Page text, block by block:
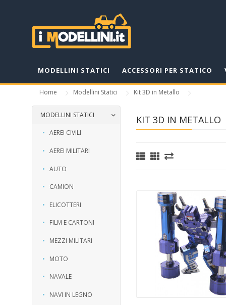
MODELLINI STATICI ACCESSORI PER STATICO
Home Modellini Statici Kit 3D in Metallo
MODELLINI STATICI
AEREI CIVILI
AEREI MILITARI
AUTO
CAMION
ELICOTTERI
FILM E CARTONI
MEZZI MILITARI
MOTO
NAVALE
NAVI IN LEGNO
KIT 3D IN METALLO